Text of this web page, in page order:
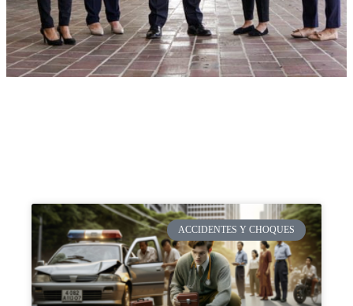
ACCIDENTES Y CHOQUES